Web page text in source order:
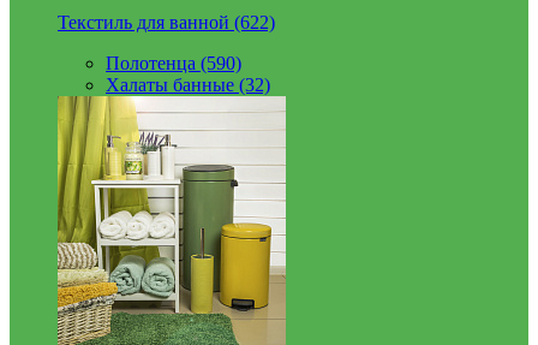
Текстиль для ванной (622)
Полотенца (590)
Халаты банные (32)